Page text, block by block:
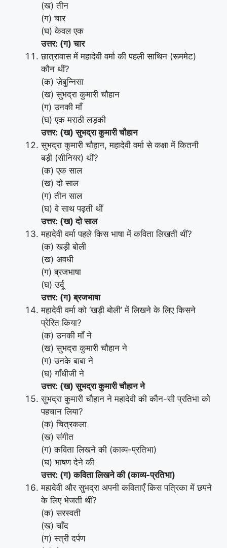
(ख) तीन
(ग) चार
(घ) केवल एक
उत्तर: (ग) चार
छात्रावास में महादेवी वर्मा की पहली साथिन (रूममेट)
कौन थीं?
(क) ज़ेबुन्निसा
(ख) सुभद्रा कुमारी चौहान
(ग) उनकी माँ
(घ) एक मराठी लड़की
उत्तर: (ख) सुभद्रा कुमारी चौहान
सुभद्रा कुमारी चौहान, महादेवी वर्मा से कक्षा में कितनी
बड़ी (सीनियर) थीं?
(क) एक साल
(ख) दो साल
(ग) तीन साल
(घ) वे साथ पढ़ती थीं
उत्तर: (ख) दो साल
महादेवी वर्मा पहले किस भाषा में कविता लिखती थीं?
(क) खड़ी बोली
(ख) अवधी
(ग) ब्रजभाषा
(घ) उर्दू
उत्तर: (ग) ब्रजभाषा
महादेवी वर्मा को ‘खड़ी बोली’ में लिखने के लिए किसने
प्रेरित किया?
(क) उनकी माँ ने
(ख) सुभद्रा कुमारी चौहान ने
(ग) उनके बाबा ने
(घ) गाँधीजी ने
उत्तर: (ख) सुभद्रा कुमारी चौहान ने
सुभद्रा कुमारी चौहान ने महादेवी की कौन-सी प्रतिभा को
पहचान लिया?
(क) चित्रकला
(ख) संगीत
(ग) कविता लिखने की (काव्य-प्रतिभा)
(घ) भाषण देने की
उत्तर: (ग) कविता लिखने की (काव्य-प्रतिभा)
महादेवी और सुभद्रा अपनी कविताएँ किस पत्रिका में छपने
के लिए भेजती थीं?
(क) सरस्वती
(ख) चाँद
(ग) स्त्री दर्पण